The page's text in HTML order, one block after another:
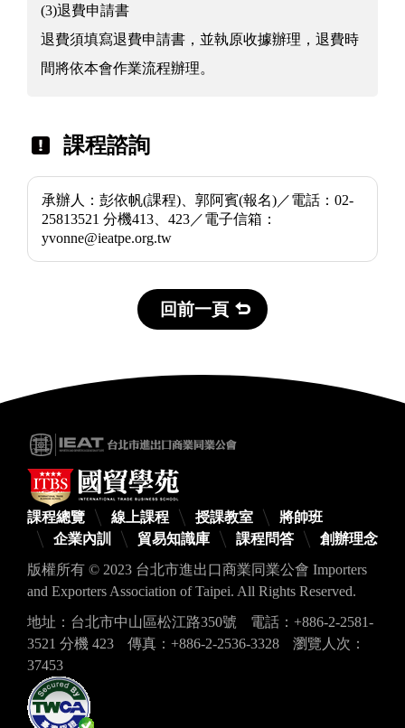
(3)退費申請書
退費須填寫退費申請書，並執原收據辦理，退費時
間將依本會作業流程辦理。
課程諮詢
承辦人：彭依帆(課程)、郭阿賓(報名)／電話：02-
25813521 分機413、423／電子信箱：
yvonne@ieatpe.org.tw
回前一頁
課程總覽 線上課程 授課教室
將帥班
企業內訓
貿易知識庫 課程問答
創辦理念
版權所有 © 2023 台北市進出口商業同業公會 Importers
and Exporters Association of Taipei. All Rights Reserved.
地址：台北市中山區松江路350號
電話：+886-2-2581-
3521 分機 423
傳真：+886-2-2536-3328
瀏覽人次：
37453